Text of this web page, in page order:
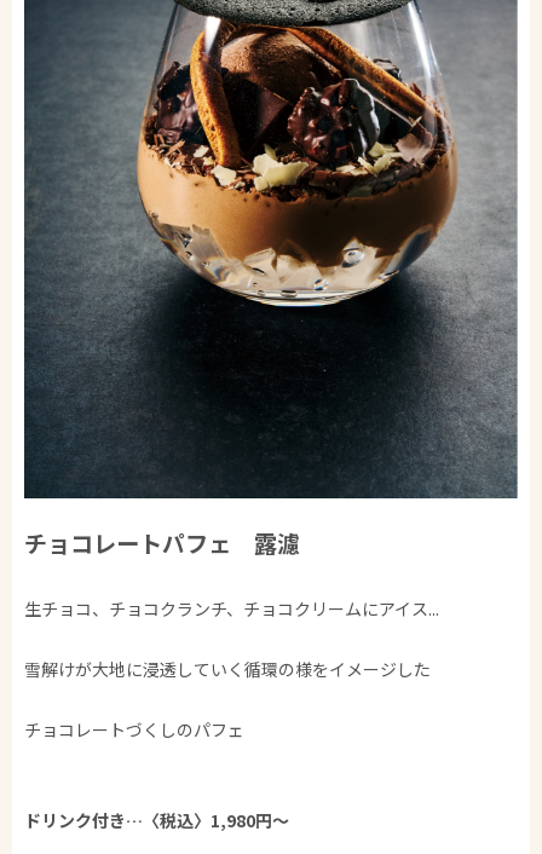
チョコレートパフェ 露濾
生チョコ、チョコクランチ、チョコクリームにアイス...
雪解けが大地に浸透していく循環の様をイメージした
チョコレートづくしのパフェ
ドリンク付き…〈税込〉1,980円～